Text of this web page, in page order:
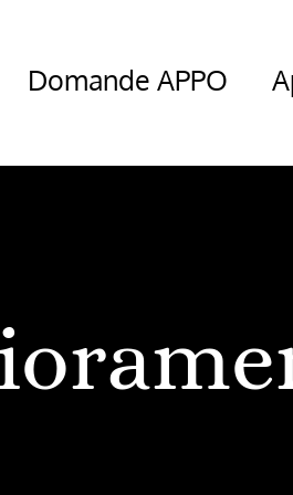
Domande APPO